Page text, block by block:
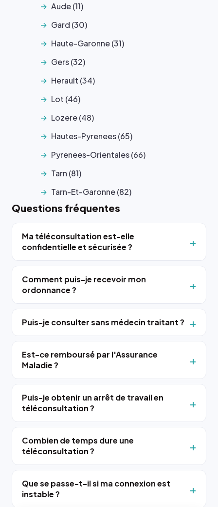
Aude (11)
Gard (30)
Haute-Garonne (31)
Gers (32)
Herault (34)
Lot (46)
Lozere (48)
Hautes-Pyrenees (65)
Pyrenees-Orientales (66)
Tarn (81)
Tarn-Et-Garonne (82)
Questions fréquentes
Ma téléconsultation est-elle
confidentielle et sécurisée ?
Comment puis-je recevoir mon
ordonnance ?
Puis-je consulter sans médecin traitant ?
Est-ce remboursé par l'Assurance
Maladie ?
Puis-je obtenir un arrêt de travail en
téléconsultation ?
Combien de temps dure une
téléconsultation ?
Que se passe-t-il si ma connexion est
instable ?